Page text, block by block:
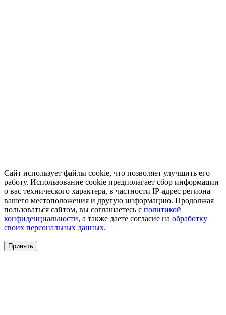
Сайт использует файлы cookie, что позволяет улучшить его
работу. Использование cookie предполагает сбор информации
о вас технического характера, в частности IP-адрес региона
вашего местоположения и другую информацию. Продолжая
пользоваться сайтом, вы соглашаетесь с политикой
конфиденциальности, а также даете согласие на обработку
своих персональных данных.
Принять